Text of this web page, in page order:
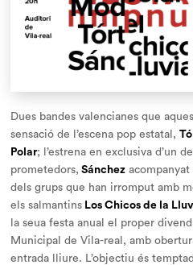
Dues bandes valencianes que
sensació de l’escena pop estatal,
Polar; l’estrena en exclusiva d’un
prometedors, Sánchez acompanyat
dels grups que han irromput amb
els salmantins Los Chicos de la
la seua festa anual el proper
Municipal de Vila-real, amb
entrada lliure. L’objectiu és